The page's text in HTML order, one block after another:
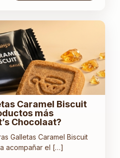
Caramel Biscuit
más
Chocolaat?
Galletas Caramel Biscuit
acompañar el […]